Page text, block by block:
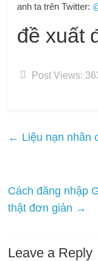
anh ta trên Twitter:
đề xuất
Post Views:
← Liệu nạn nhân
Cách đăng nhập
thật đơn giản →
Leave a Reply